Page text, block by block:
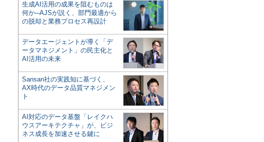
生成AI活用の成果を阻むものは
何か─AJSが説く、部門最適から
の脱却と業務プロセス再設計
データエージェントが導く「デ
ータマネジメント」の民主化と
AI活用の未来
Sansan社の実践知に基づく、
AX時代のデータ品質マネジメン
ト
AI対応のデータ基盤「レイクハ
ウスアーキテクチャ」が、ビジ
ネス成長を加速させる鍵に